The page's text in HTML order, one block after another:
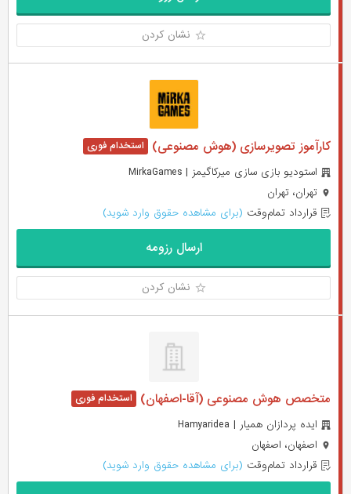
نشان کردن
کارآموز تصویرسازی (هوش مصنوعی)
استودیو بازی سازی میرکاگیمز | MirkaGames
تهران، تهران
قرارداد تمام‌وقت (برای مشاهده حقوق وارد شوید)
ارسال رزومه
نشان کردن
متخصص هوش مصنوعی (آقا-اصفهان)
ایده پردازان همیار | Hamyaridea
اصفهان، اصفهان
قرارداد تمام‌وقت (برای مشاهده حقوق وارد شوید)